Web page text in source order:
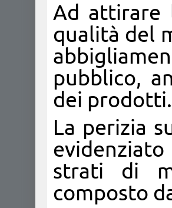
Ad attirare
qualità del
pubblico,
dei prodotti.
La perizia
strati di
composto